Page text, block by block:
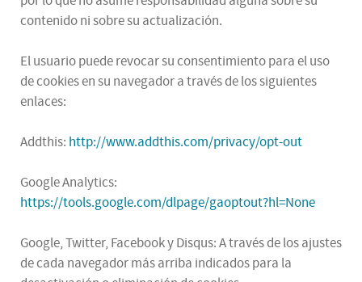
contenido ni sobre su actualización.
El usuario puede revocar su consentimiento para el uso
de cookies en su navegador a través de los siguientes
enlaces:
Addthis: http://www.addthis.com/privacy/opt-out
Google Analytics:
https://tools.google.com/dlpage/gaoptout?hl=None
Google, Twitter, Facebook y Disqus: A través de los ajustes
de cada navegador más arriba indicados para la